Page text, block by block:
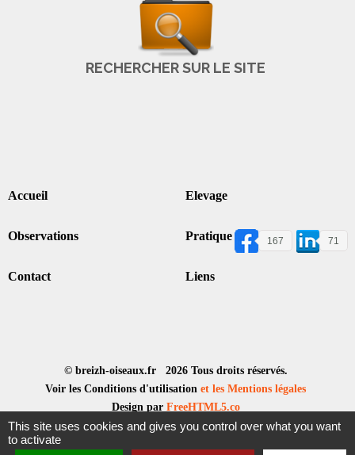
167 71
RECHERCHER SUR LE SITE
Accueil Elevage
Observations Pratique
Contact Liens
© breizh-oiseaux.fr 2026 Tous droits réservés.
Voir les Conditions d'utilisation et les Mentions légales
Design par FreeHTML5.co
This site uses cookies and gives you control over what you want
to activate